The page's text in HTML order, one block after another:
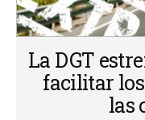
La DGT
facilitar
las